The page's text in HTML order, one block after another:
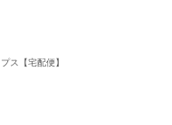
ス【宅配便】